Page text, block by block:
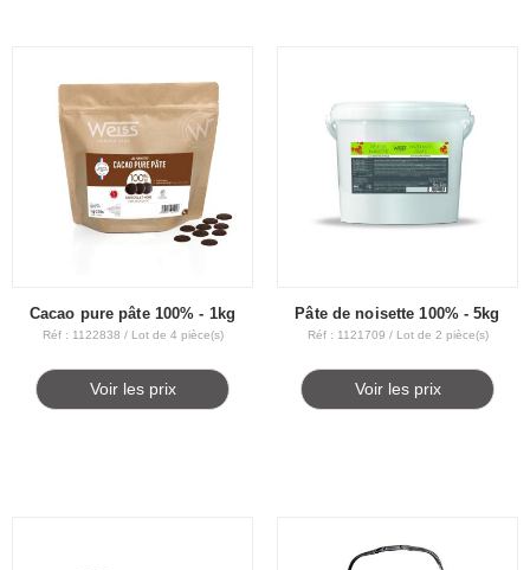
Cacao pure pâte 100% - 1kg
Réf : 1122838 / Lot de 4 pièce(s)
Voir les prix
Pâte de noisette 100% - 5kg
Réf : 1121709 / Lot de 2 pièce(s)
Voir les prix